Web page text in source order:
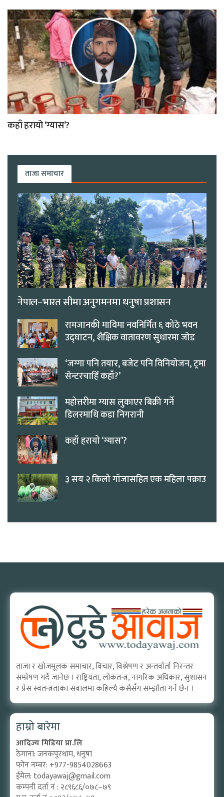
कहाँ हरायो ‘ग्यास’?
ताजा समाचार
नेपाल–भारत सीमा अनुगमनमा धनुषा प्रशासन
रामजानकी माविमा नवनिर्मित ६ कोठे भवन
उद्घाटन, शैक्षिक वातावरण सुधारमा जोड
‘जग्गा पनि तयार, बजेट पनि विनियोजन, ट्रमा
सेन्टरचाहिँ कहाँ?’
महोत्तरीमा ग्यास लुकाएर बिक्री गर्ने
डिलरमाथि कडा निगरानी
कहाँ हरायो ‘ग्यास’?
३ सय २ किलो गाँजासहित एक महिला पक्राउ
ताजा र खोजमूलक समाचार, विचार, विश्लेषण र अन्तर्वार्ता निरन्तर
सम्प्रेषण गर्दै जानेछ । राष्ट्रियता, लोकतन्त्र, नागरिक अधिकार, सुशासन
र प्रेस स्वतन्त्रताका सवालमा कहिल्यै कसैसँग सम्झौता गर्ने छैन ।
हाम्रो बारेमा
आदिज्य मिडिया प्रा.लि
ठेगाना: जनकपुरधाम, धनुषा
फोन नम्बर: +977-9854028663
ईमेल: todayawaj@gmail.com
कम्पनी दर्ता नं : २८९६८६/०७८–७९